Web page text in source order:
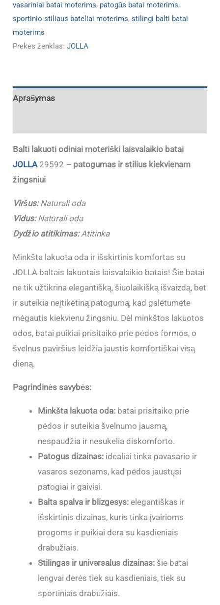
vasariniai batai moterims, patogūs batai moterims,
sportinio stiliaus bateliai moterims,stilingi balti batai
moterims
Prekės ženklas:JOLLA
Aprašymas
Balti lakuoti odiniai moteriški laisvalaikio batai
JOLLA29592 – patogumas ir stilius kiekvienam
žingsniui
Viršus:Natūrali oda
Vidus:Natūrali oda
Dydžio atitikimas:Atitinka
Minkšta lakuota oda ir išskirtinis komfortas su
JOLLA baltais lakuotais laisvalaikio batais! Šie batai
ne tik užtikrina elegantišką, šiuolaikišką išvaizdą, bet
ir suteikia neįtikėtiną patogumą, kad galėtumėte
mėgautis kiekvienu žingsniu. Dėl minkštos lakuotos
odos, batai puikiai prisitaiko prie pėdos formos, o
švelnus paviršius leidžia jaustis komfortiškai visą
dieną.
Pagrindinės savybės:
Minkšta lakuota oda: batai prisitaiko prie
pėdos ir suteikia švelnumo jausmą,
nespaudžia ir nesukelia diskomforto.
Patogus dizainas: idealiai tinka pavasario ir
vasaros sezonams, kad pėdos jaustųsi
patogiai ir gaiviai.
Balta spalva ir blizgesys: elegantiškas ir
išskirtinis dizainas, kuris tinka įvairioms
progoms ir puikiai dera su kasdieniais
drabužiais.
Stilingas ir universalus dizainas: šie batai
lengvai derės tiek su kasdieniais, tiek su
sportiniais drabužiais.